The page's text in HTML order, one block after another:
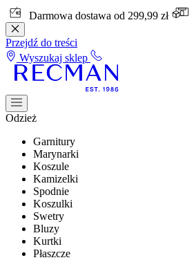
Darmowa dostawa od 299,99 zł
Przejdź do treści
Wyszukaj sklep
Odzież
Garnitury
Marynarki
Koszule
Kamizelki
Spodnie
Koszulki
Swetry
Bluzy
Kurtki
Płaszcze